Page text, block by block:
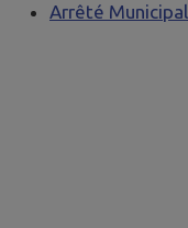
Arrêté